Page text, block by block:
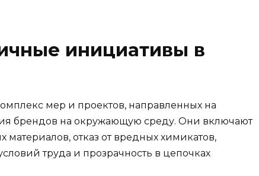
инициативы в
мер и проектов, направленных на
брендов на окружающую среду. Они включают
материалов, отказ от вредных химикатов,
труда и прозрачность в цепочках